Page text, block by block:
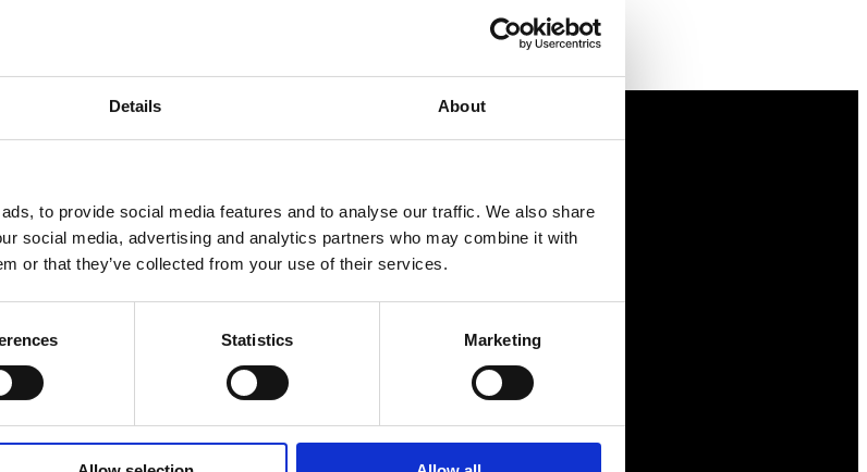
Details About
to provide social media features and to analyse our traffic. We also share
social media, advertising and analytics partners who may combine it with
or that they’ve collected from your use of their services.
Statistics Marketing
späckat med
medlemstjänster och
egen inköpsavdelning, rådgivning,
och små företag med företagaren i
ser ut.
Förmåner
Försäkringar
Nyheter